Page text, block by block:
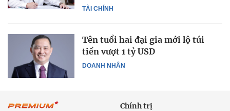
TÀI CHÍNH
DOANH NHÂN
Tên tuổi hai đại gia mới lộ túi
tiền vượt 1 tỷ USD
Chính trị